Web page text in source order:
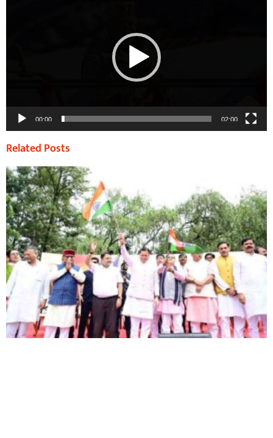
00:00 02:00
Related Posts